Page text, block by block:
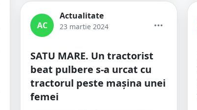
AC
Actualitate
23 martie 2024
SATU MARE. Un tractorist
beat pulbere s-a urcat cu
tractorul peste mașina unei
femei